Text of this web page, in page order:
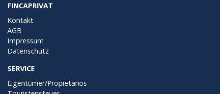
FINCAPRIVAT
Kontakt
AGB
Impressum
Datenschutz
SERVICE
Eigentümer/Propietarios